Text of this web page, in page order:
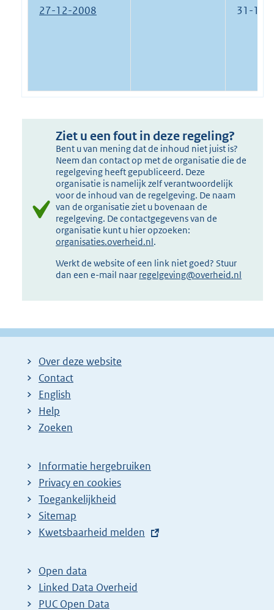
27-12-2008 31-12-
Ziet u een fout in deze regeling?
Bent u van mening dat de inhoud niet juist is?
Neem dan contact op met de organisatie die de
regelgeving heeft gepubliceerd. Deze
organisatie is namelijk zelf verantwoordelijk
voor de inhoud van de regelgeving. De naam
van de organisatie ziet u bovenaan de
regelgeving. De contactgegevens van de
organisatie kunt u hier opzoeken:
organisaties.overheid.nl.
Werkt de website of een link niet goed? Stuur
dan een e-mail naar regelgeving@overheid.nl
Over deze website
Contact
English
Help
Zoeken
Informatie hergebruiken
Privacy en cookies
Toegankelijkheid
Sitemap
E
t
e
r
Kwetsbaarheid melden
Open data
Linked Data Overheid
PUC Open Data